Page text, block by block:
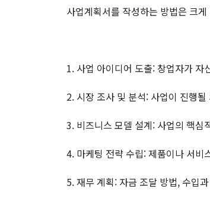
사업계획서를 작성하는 방법은 크
1. 사업 아이디어 도출: 창업자가
2. 시장 조사 및 분석: 사업이 진행
3. 비즈니스 모델 설계: 사업의 핵심
4. 마케팅 전략 수립: 제품이나 서비
5. 재무 계획: 자금 조달 방법, 수입